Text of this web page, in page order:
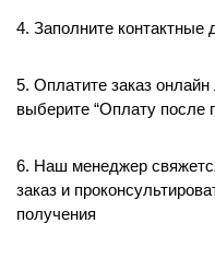
4. Заполните контактные
5. Оплатите заказ
выберите “Оплату после
6. Наш менеджер
заказ и
получения